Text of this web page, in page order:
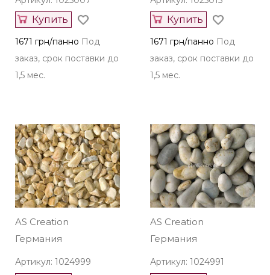
Купить
1671 грн/панно Под
заказ, срок поставки до
1,5 мес.
Купить
1671 грн/панно Под
заказ, срок поставки до
1,5 мес.
AS Creation
Германия
Артикул: 1024999
AS Creation
Германия
Артикул: 1024991